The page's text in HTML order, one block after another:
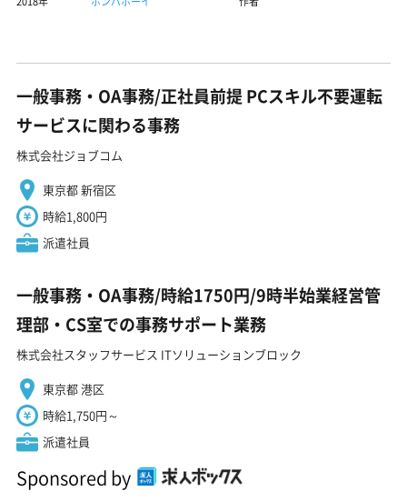
一般事務・OA事務/正社員前提 PCスキル不要運転
サービスに関わる事務
株式会社ジョブコム
東京都 新宿区
時給1,800円
派遣社員
一般事務・OA事務/時給1750円/9時半始業経営管
理部・CS室での事務サポート業務
株式会社スタッフサービス ITソリューションブロック
東京都 港区
時給1,750円～
派遣社員
Sponsored by